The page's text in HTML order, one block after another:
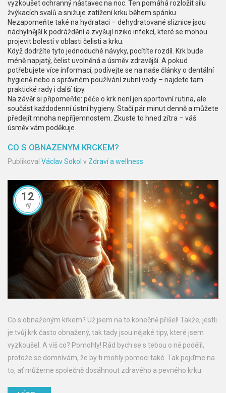
vyzkoušet ochranný nástavec na noc. Ten pomáhá rozložit sílu
žvýkacích svalů a snižuje zatížení krku během spánku.
Nezapomeňte také na hydrataci – dehydratované sliznice jsou
náchylnější k podráždění a zvyšují riziko infekcí, které se mohou
projevit bolestí v oblasti čelisti a krku.
Když dodržíte tyto jednoduché návyky, pocítíte rozdíl. Krk bude
méně napjatý, čelist uvolněná a úsměv zdravější. A pokud
potřebujete více informací, podívejte se na naše články o dentální
hygieně nebo o správném používání zubní vody – najdete tam
praktické rady i další tipy.
Na závěr si připomeňte: péče o krk není jen sportovní rutina, ale
součást každodenní ústní hygieny. Stačí pár minut denně a můžete
předejít mnoha nepříjemnostem. Zkuste to hned zítra – váš
úsměv vám poděkuje.
CO S OBNAZENYM KRCKEM?
Publikoval Václav Sokol v Zdraví a wellness
12
říj
Co s obnaženým krkem? Už jsem na to konečně přišel! Takže, jestli
je tvůj krk často obnažený, tak tady jsou nějaké tipy, které jsem
vyzkoušel. A víš co? Pomohly! Rád bych se s tebou o ně podělil,
protože se domnívám, že by ti mohly pomoci také. Tak pojďme na
to, ať můžeme společně dosáhnout zdravého a pevného krku.